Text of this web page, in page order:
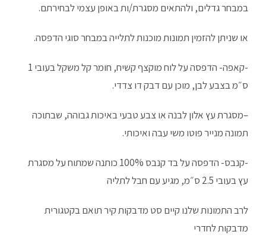
במבחר גדלים, ולהתאים מסגרת/ות באופן עצמי לבחירתם.
או שניתן להזמין תמונות מוכנות לתלייה במבחר סוגי הדפסה.
-קאפה-
הדפסה על לוח מוקצף קשיח, חומר קל משקל בעובי 1
ס״מ בצבע לבן, מוכן עם דבק דו צדדי.
–מסגרת עץ אלון לבנה או צבע טבעיבאיכות גבוהה, שבתוכה
תמונה מנייר פוטו משי עבה ואיכותי.
-קנבס-
הדפסה על בד קנבס 100% כותנה שמתוח על מסגרת
עץ בעובי 2.5 ס״מ, מגיע עם חבל לתליה
לרב התמונות שלנו קיים סט מדבקות קיר תואם בקטגורית
מדבקות לחדרי